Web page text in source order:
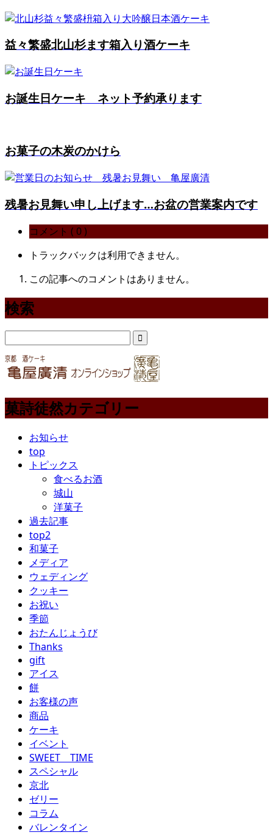
益々繁盛北山杉ます箱入り酒ケーキ
お誕生日ケーキ ネット予約承ります
お菓子の木炭のかけら
残暑お見舞い申し上げます…お盆の営業案内です
コメント ( 0 )
トラックバックは利用できません。
この記事へのコメントはありません。
検索
菓詩徒然カテゴリー
お知らせ
top
トピックス
食べるお酒
城山
洋菓子
過去記事
top2
和菓子
メディア
ウェディング
クッキー
お祝い
季節
おたんじょうび
Thanks
gift
アイス
餅
お客様の声
商品
ケーキ
イベント
SWEET TIME
スペシャル
京北
ゼリー
コラム
バレンタイン